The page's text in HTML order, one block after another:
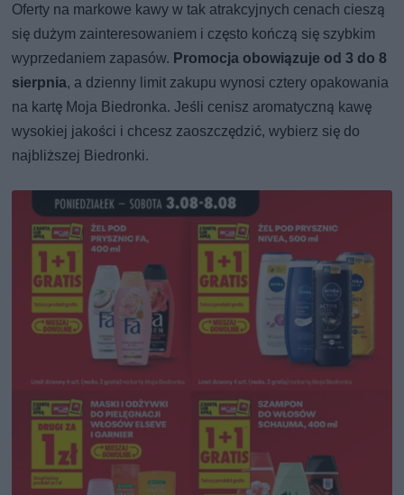
Oferty na markowe kawy w tak atrakcyjnych cenach cieszą
się dużym zainteresowaniem i często kończą się szybkim
wyprzedaniem zapasów. Promocja obowiązuje od 3 do 8
sierpnia, a dzienny limit zakupu wynosi cztery opakowania
na kartę Moja Biedronka. Jeśli cenisz aromatyczną kawę
wysokiej jakości i chcesz zaoszczędzić, wybierz się do
najbliższej Biedronki.